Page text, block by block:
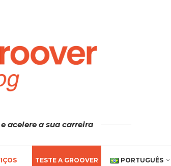
acelere a sua carreira
TESTE A GROOVER PORTUGUÊS